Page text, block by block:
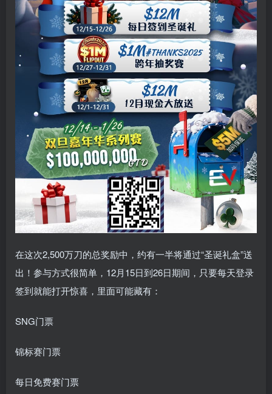
在这次2,500万刀的总奖励中，约有一半将通过“圣诞礼盒”送
出！参与方式很简单，12月15日到26日期间，只要每天登录
签到就能打开惊喜，里面可能藏有：
SNG门票
锦标赛门票
每日免费赛门票